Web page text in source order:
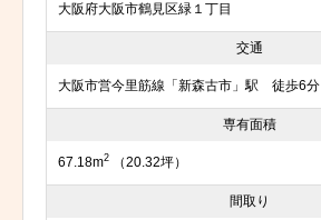
大阪府大阪市鶴見区緑１丁目
交通
大阪市営今里筋線「新森古市」駅 徒歩6分
専有面積
67.18m2 （20.32坪）
間取り